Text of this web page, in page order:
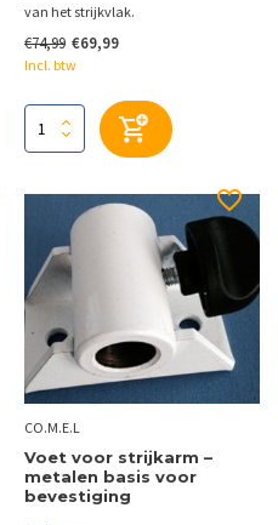
van het strijkvlak.
€74,99 €69,99
Incl. btw
CO.M.E.L
Voet voor strijkarm –
metalen basis voor
bevestiging